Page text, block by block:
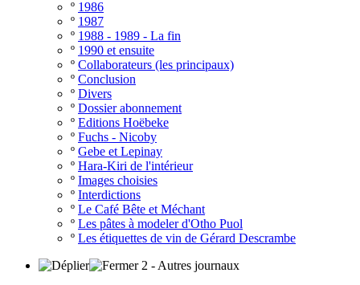
º 1986
º 1987
º 1988 - 1989 - La fin
º 1990 et ensuite
º Collaborateurs (les principaux)
º Conclusion
º Divers
º Dossier abonnement
º Editions Hoëbeke
º Fuchs - Nicoby
º Gebe et Lepinay
º Hara-Kiri de l'intérieur
º Images choisies
º Interdictions
º Le Café Bête et Méchant
º Les pâtes à modeler d'Otho Puol
º Les étiquettes de vin de Gérard Descrambe
2 - Autres journaux